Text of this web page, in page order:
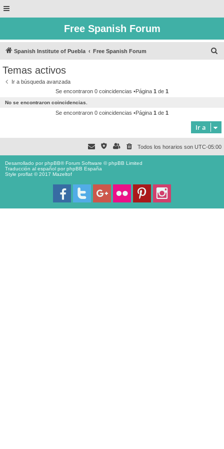
Free Spanish Forum
Spanish Institute of Puebla Free Spanish Forum
Temas activos
Ir a búsqueda avanzada
Se encontraron 0 coincidencias •Página 1 de 1
No se encontraron coincidencias.
Se encontraron 0 coincidencias •Página 1 de 1
Ir a
Todos los horarios son UTC-05:00
Desarrollado porphpBB® Forum Software © phpBB Limited
Traducción al español porphpBB España
Style proflat © 2017 Mazeltof